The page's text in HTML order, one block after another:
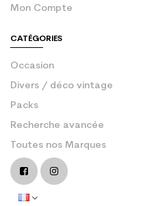
Mon Compte
CATÉGORIES
Occasion
Divers / déco vintage
Packs
Recherche avancée
Toutes nos Marques